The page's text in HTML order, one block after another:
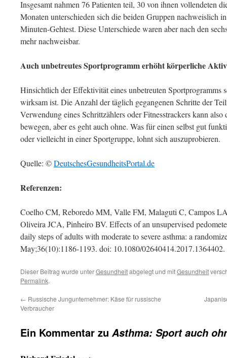
Insgesamt nahmen 76 Patienten teil, 30 von ihnen vollendeten
Monaten unterschieden sich die beiden Gruppen nachweislich
Minuten-Gehtest. Diese Unterschiede waren aber nach den
mehr nachweisbar.
Auch unbetreutes Sportprogramm erhöht körperliche
Hinsichtlich der Effektivität eines unbetreuten Sportprogramms
wirksam ist. Die Anzahl der täglich gegangenen Schritte der
Verwendung eines Schrittzählers oder Fitnesstrackers kann
bewegen, aber es geht auch ohne. Was für einen selbst gut
oder vielleicht in einer Sportgruppe, lohnt sich auszuprobieren.
Quelle: ©DeutschesGesundheitsPortal.de
Referenzen:
Coelho CM, Reboredo MM, Valle FM, Malaguti C, Campos
Oliveira JCA, Pinheiro BV. Effects of an unsupervised
daily steps of adults with moderate to severe asthma: a
May;36(10):1186-1193. doi: 10.1080/
Dieser Beitrag wurde unterGesundheitabgelegt und mitGesundheit
Permalink.
← Russische Jungunternehmer: Käse für russische
Verbraucher
Ein Kommentar zu Asthma: Sport auch